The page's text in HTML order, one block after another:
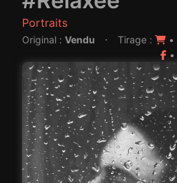
Portraits
Original : Vendu · Tirage : •
•